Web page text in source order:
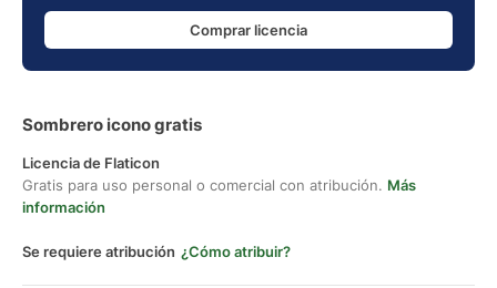
Comprar licencia
Sombrero icono gratis
Licencia de Flaticon
Gratis para uso personal o comercial con atribución. Más
información
Se requiere atribución ¿Cómo atribuir?